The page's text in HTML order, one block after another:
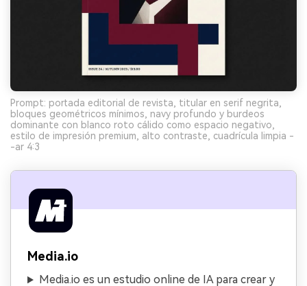
Prompt: portada editorial de revista, titular en serif negrita,
bloques geométricos mínimos, navy profundo y burdeos
dominante con blanco roto cálido como espacio negativo,
estilo de impresión premium, alto contraste, cuadrícula limpia -
-ar 4:3
Media.io
Media.io es un estudio online de IA para crear y